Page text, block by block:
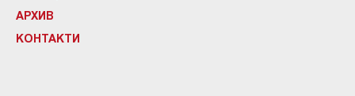
АРХИВ
КОНТАКТИ